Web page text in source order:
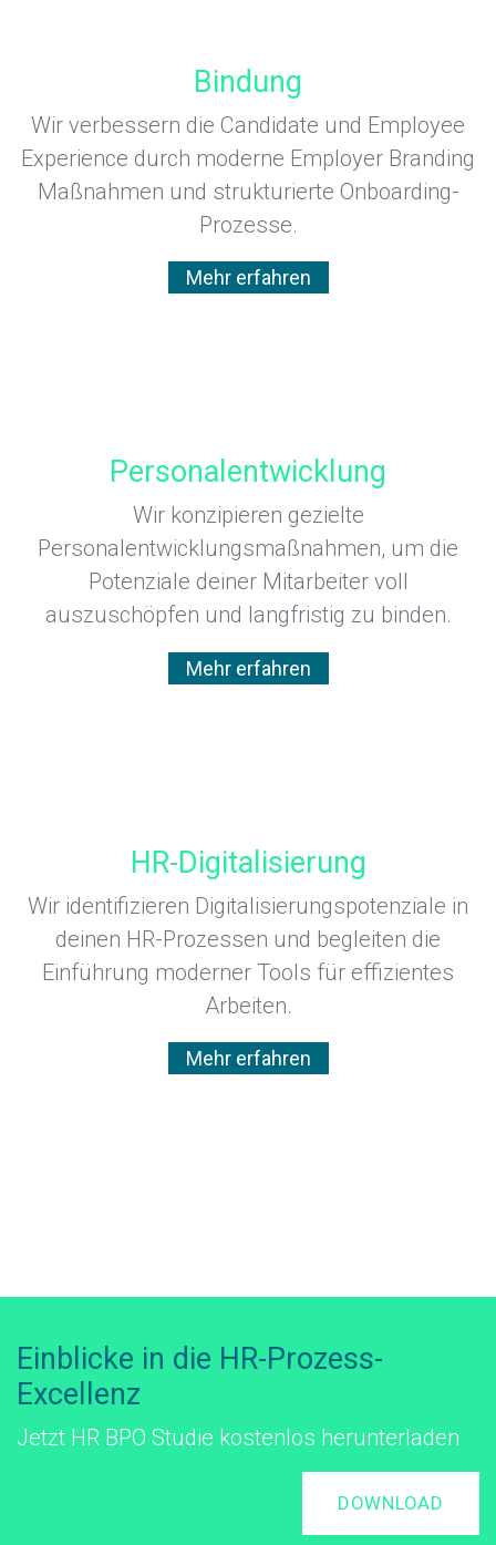
Bindung
Wir verbessern die Candidate und Employee
Experience durch moderne Employer Branding
Maßnahmen und strukturierte Onboarding-
Prozesse.
Mehr erfahren
Personalentwicklung
Wir konzipieren gezielte
Personalentwicklungsmaßnahmen, um die
Potenziale deiner Mitarbeiter voll
auszuschöpfen und langfristig zu binden.
Mehr erfahren
HR-Digitalisierung
Wir identifizieren Digitalisierungspotenziale in
deinen HR-Prozessen und begleiten die
Einführung moderner Tools für effizientes
Arbeiten.
Mehr erfahren
Einblicke in die HR-Prozess-
Excellenz
Jetzt HR BPO Studie kostenlos herunterladen
DOWNLOAD